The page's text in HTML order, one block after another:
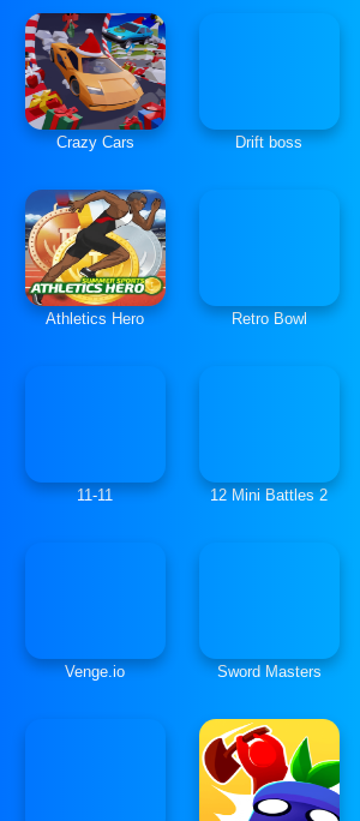
Crazy Cars Drift boss
Athletics Hero Retro Bowl
11-11 12 Mini Battles 2
Venge.io Sword Masters